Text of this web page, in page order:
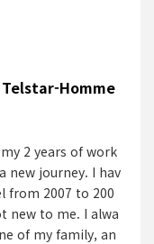
Homme
2 years of work
new journey. I hav
from 2007 to 200
new to me. I alwa
of my family, an